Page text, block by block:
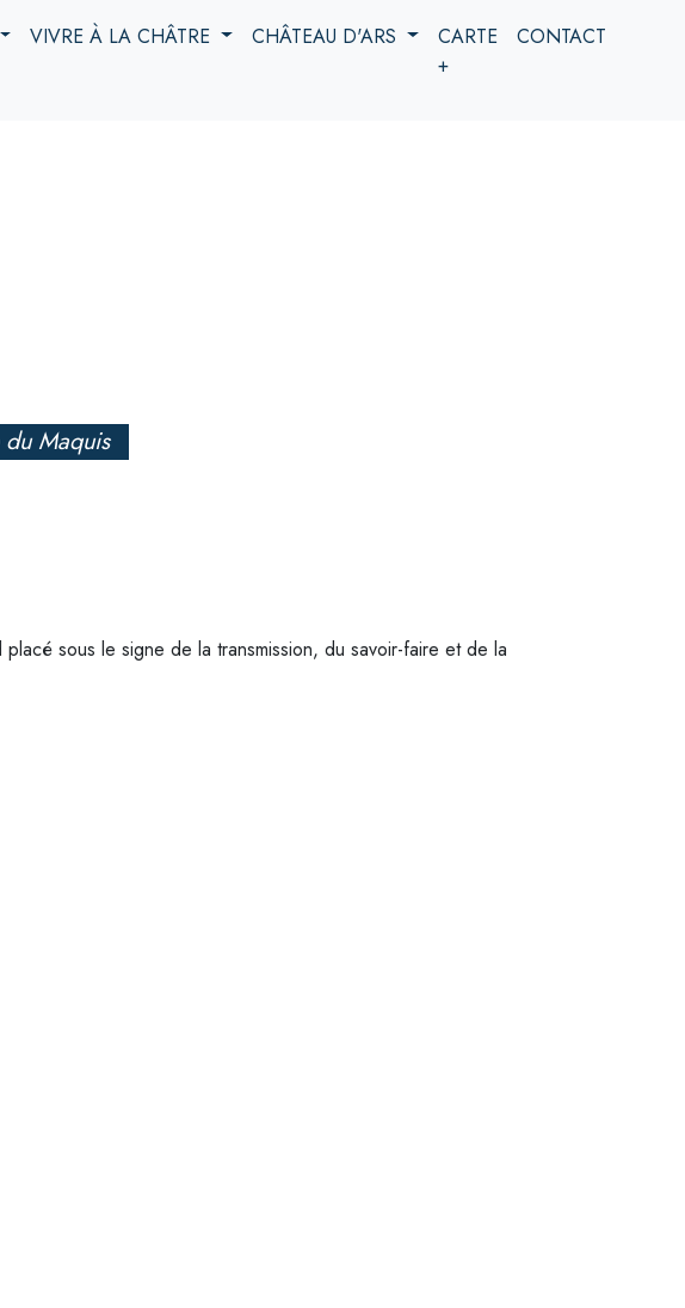
VIVRE À LA CHÂTRE CHÂTEAU D'ARS
CARTE
+
CONTACT
du Maquis
sous le signe de la transmission, du savoir-faire et de la